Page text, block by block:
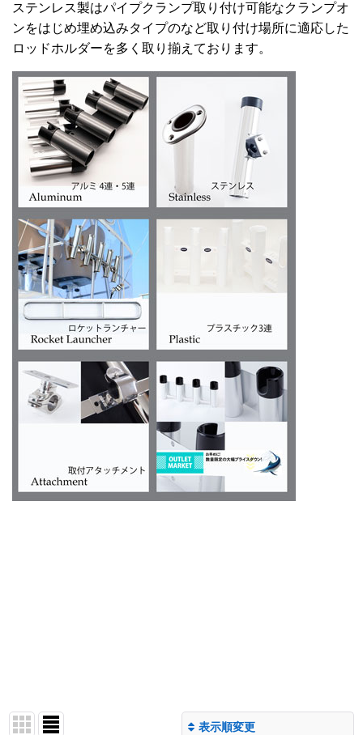
ステンレス製はパイプクランプ取り付け可能なクランプオ
ンをはじめ埋め込みタイプのなど取り付け場所に適応した
ロッドホルダーを多く取り揃えております。
表示順変更